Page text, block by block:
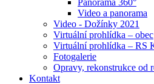
Panorama 360°
Video a panorama
Video - Dožínky 2021
Virtuální prohlídka – obec
Virtuální prohlídka – RS
Fotogalerie
Opravy, rekonstrukce od
Kontakt